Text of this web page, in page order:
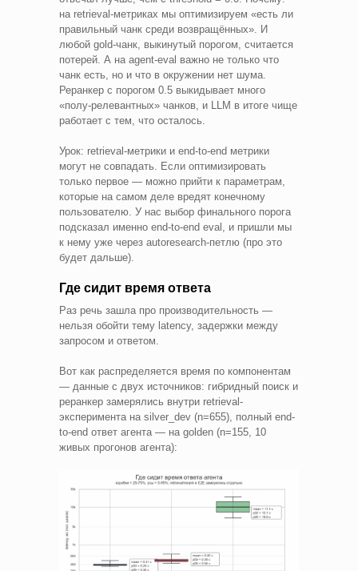
на retrieval-метриках мы оптимизируем «есть ли
правильный чанк среди возвращённых». И
любой gold-чанк, выкинутый порогом, считается
потерей. А на agent-eval важно не только что
чанк есть, но и что в окружении нет шума.
Реранкер с порогом 0.5 выкидывает много
«полу-релевантных» чанков, и LLM в итоге чище
работает с тем, что осталось.
Урок: retrieval-метрики и end-to-end метрики
могут не совпадать. Если оптимизировать
только первое — можно прийти к параметрам,
которые на самом деле вредят конечному
пользователю. У нас выбор финального порога
подсказал именно end-to-end eval, и пришли мы
к нему уже через autoresearch-петлю (про это
будет дальше).
Где сидит время ответа
Раз речь зашла про производительность —
нельзя обойти тему latency, задержки между
запросом и ответом.
Вот как распределяется время по компонентам
— данные с двух источников: гибридный поиск и
реранкер замерялись внутри retrieval-
эксперимента на silver_dev (n=655), полный end-
to-end ответ агента — на golden (n=155, 10
живых прогонов агента):